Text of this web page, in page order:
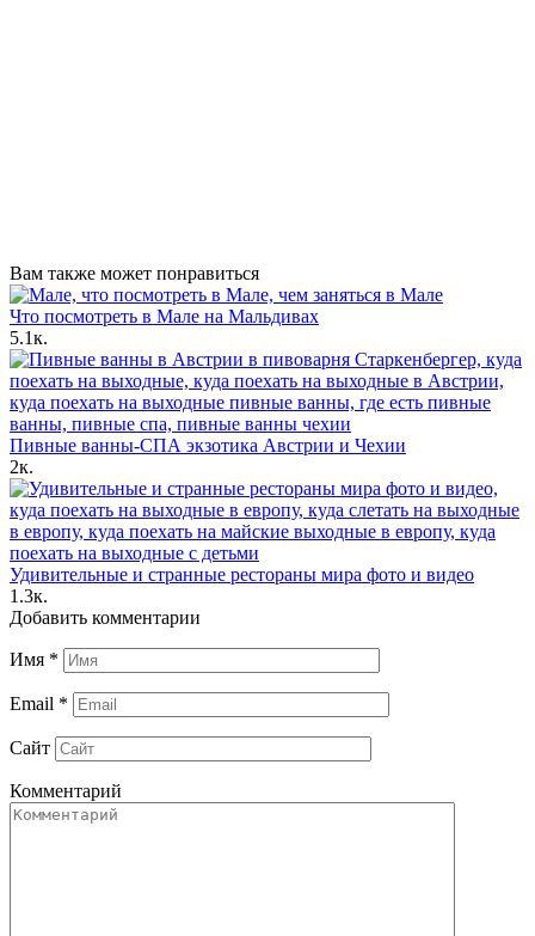
Вам также может понравиться
Что посмотреть в Мале на Мальдивах
5.1к.
Пивные ванны-СПА экзотика Австрии и Чехии
2к.
Удивительные и странные рестораны мира фото и видео
1.3к.
Добавить комментарии
Имя *
Email *
Сайт
Комментарий